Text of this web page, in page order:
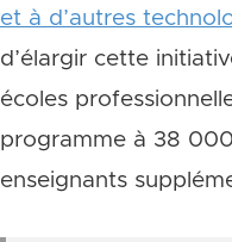
et à d’autres
d’élargir cette
écoles
programme à 38
enseignants